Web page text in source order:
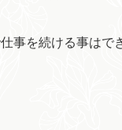
事を続ける事は